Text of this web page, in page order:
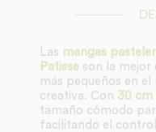
Las mangas
Patisseson la mejor
más pequeños en
creativa. Con 30 cm
tamaño cómodo
facilitando el